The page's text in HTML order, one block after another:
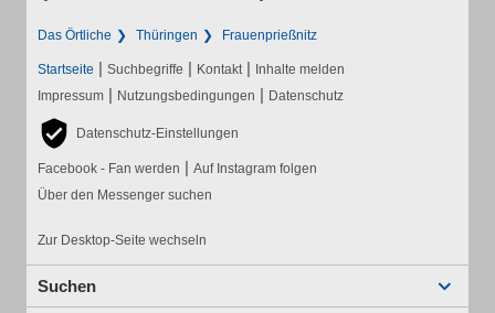
Das Örtliche Thüringen Frauenprießnitz
Startseite | Suchbegriffe | Kontakt | Inhalte melden
Impressum | Nutzungsbedingungen | Datenschutz
Datenschutz-Einstellungen
Facebook - Fan werden | Auf Instagram folgen
Über den Messenger suchen
Zur Desktop-Seite wechseln
Suchen